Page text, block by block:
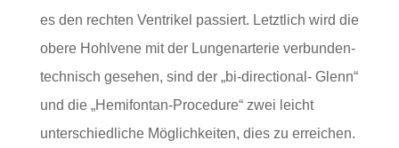
es den rechten Ventrikel passiert. Letztlich wird die
obere Hohlvene mit der Lungenarterie verbunden-
technisch gesehen, sind der „bi-directional- Glenn“
und die „Hemifontan-Procedure“ zwei leicht
unterschiedliche Möglichkeiten, dies zu erreichen.